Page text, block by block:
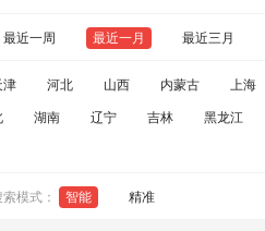
最近一周 最近一月 最近三月
津 河北 山西 内蒙古 上海
湖南 辽宁 吉林 黑龙江
模式： 智能 精准